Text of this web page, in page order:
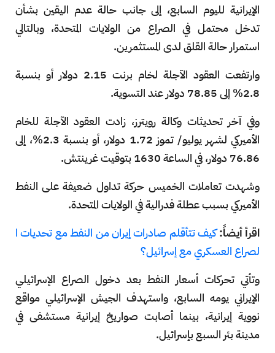
الإيرانية لليوم السابع، إلى جانب حالة عدم اليقين بشأن
تدخل محتمل في الصراع من الولايات المتحدة، وبالتالي
استمرار حالة القلق لدى المستثمرين.
وارتفعت العقود الآجلة لخام برنت 2.15 دولار أو بنسبة
2.8% إلى 78.85 دولار عند التسوية.
وفي آخر تحديثات وكالة رويترز، زادت العقود الآجلة للخام
الأميركي لشهر يوليو/ تموز 1.72 دولار، أو بنسبة 2.3%، إلى
76.86 دولار، في الساعة 1630 بتوقيت غرينتش.
وشهدت تعاملات الخميس حركة تداول ضعيفة على النفط
الأميركي بسبب عطلة فدرالية في الولايات المتحدة.
اقرأ أيضاً:كيف تتأقلم صادرات إيران من النفط مع تحديات ا
لصراع العسكري مع إسرائيل؟
وتأتي تحركات أسعار النفط بعد دخول الصراع الإسرائيلي
الإيراني يومه السابع، واستهدف الجيش الإسرائيلي مواقع
نووية إيرانية، بينما أصابت صواريخ إيرانية مستشفى في
مدينة بئر السبع بإسرائيل.